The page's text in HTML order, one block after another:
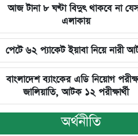
আজ টানা ৮ ঘণ্টা বিদুৎ থাকবে না
এলাকায়
পেটে ৬২ প্যাকেট ইয়াবা নিয়ে নারী
বাংলাদেশ ব্যাংকের এডি নিয়োগ
জালিয়াতি, আটক ১২ পরীক্ষার্থী
অর্থনীতি